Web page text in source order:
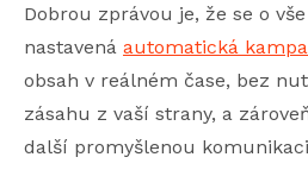
Dobrou zprávou je, že se o
nastavená automatická
obsah v reálném čase, bez
zásahu z vaší strany, a
další promyšlenou